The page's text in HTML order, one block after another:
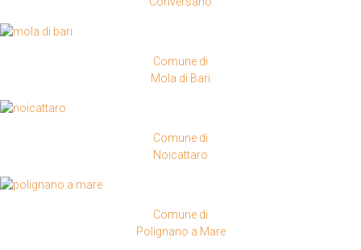
Comune di
Mola di Bari
Comune di
Noicattaro
Comune di
Polignano a Mare